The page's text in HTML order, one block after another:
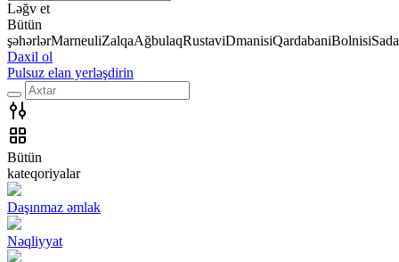
Ləğv et
Bütün
şəhərlərMarneuliZalqaAğbulaqRustaviDmanisiQardabaniBolnisi
Daxil ol
Pulsuz elan yerləşdirin
Bütün
kateqoriyalar
Daşınmaz əmlak
Nəqliyyat